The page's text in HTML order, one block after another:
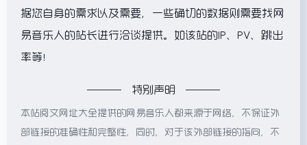
据您自身的需求以及需要，一些确切的数据则需要找网
易音乐人的站长进行洽谈提供。如该站的IP、PV、跳出
率等！
特别声明
本站阅文网址大全提供的网易音乐人都来源于网络，不保证外
部链接的准确性和完整性，同时，对于该外部链接的指向，不